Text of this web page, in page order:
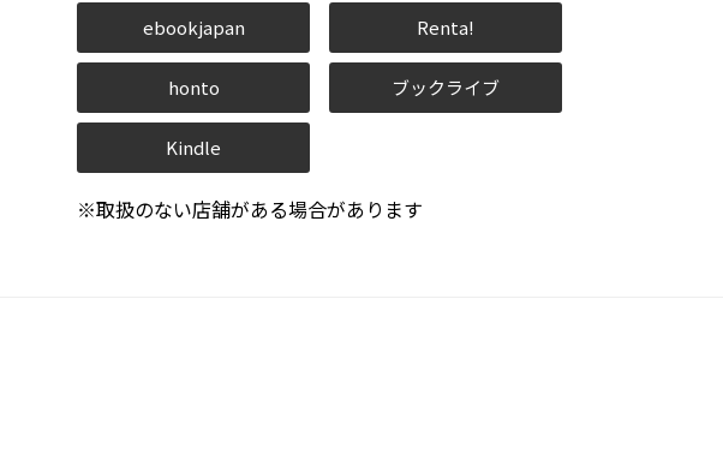
ebookjapan Renta!
honto ブックライブ
Kindle
※取扱のない店舗がある場合があります